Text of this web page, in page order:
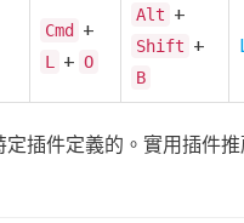
Cmd +
L + O
Alt +
Shift +
B
定插件定義的。實用插件